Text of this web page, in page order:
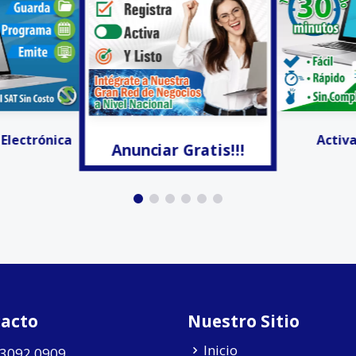
Activar CFDIS ¡Ya lo
Nuestro Sitio
Inicio